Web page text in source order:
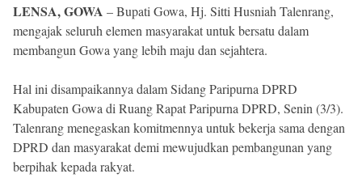
LENSA, GOWA – Bupati Gowa, Hj. Sitti Husniah Talenrang,
mengajak seluruh elemen masyarakat untuk bersatu dalam
membangun Gowa yang lebih maju dan sejahtera.
Hal ini disampaikannya dalam Sidang Paripurna DPRD
Kabupaten Gowa di Ruang Rapat Paripurna DPRD, Senin (3/3).
Talenrang menegaskan komitmennya untuk bekerja sama dengan
DPRD dan masyarakat demi mewujudkan pembangunan yang
berpihak kepada rakyat.